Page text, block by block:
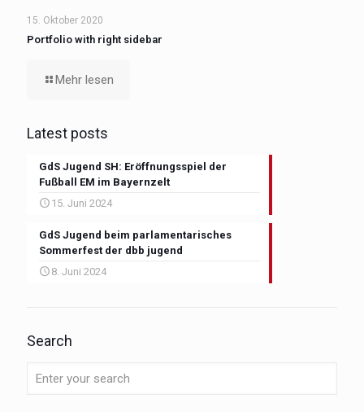
15. Oktober 2020
Portfolio with right sidebar
Mehr lesen
Latest posts
GdS Jugend SH: Eröffnungsspiel der
Fußball EM im Bayernzelt
15. Juni 2024
GdS Jugend beim parlamentarisches
Sommerfest der dbb jugend
8. Juni 2024
Search